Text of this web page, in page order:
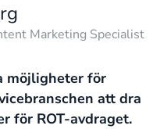
Marketing Specialist
möjligheter för
att dra
för ROT-avdraget.